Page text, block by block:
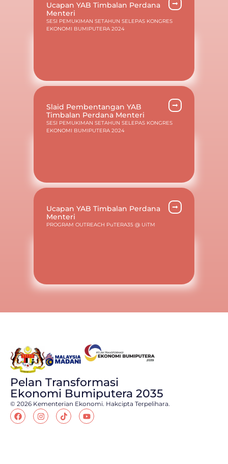
Ucapan YAB Timbalan Perdana
Menteri
SESI PEMUKIMAN SETAHUN SELEPAS KONGRES
EKONOMI BUMIPUTERA 2024
Slaid Pembentangan YAB
Timbalan Perdana Menteri
SESI PEMUKIMAN SETAHUN SELEPAS KONGRES
EKONOMI BUMIPUTERA 2024
Ucapan YAB Timbalan Perdana
Menteri
PROGRAM OUTREACH PuTERA35 @ UiTM
Pelan Transformasi
Ekonomi Bumiputera 2035
© 2026 Kementerian Ekonomi. Hakcipta Terpelihara.